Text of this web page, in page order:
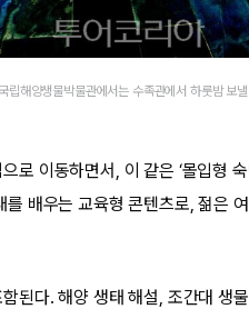
립해양생물박물관에서는 수족관에서 하룻밤 보
로 이동하면서, 이 같은 ‘몰입형
배우는 교육형 콘텐츠로, 젊은
된다. 해양 생태 해설, 조간대 생